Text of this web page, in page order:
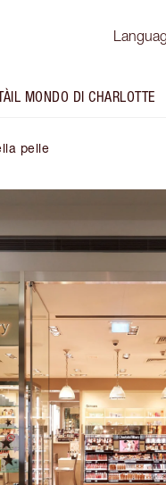
IL MONDO DI CHARLOTTE
pelle